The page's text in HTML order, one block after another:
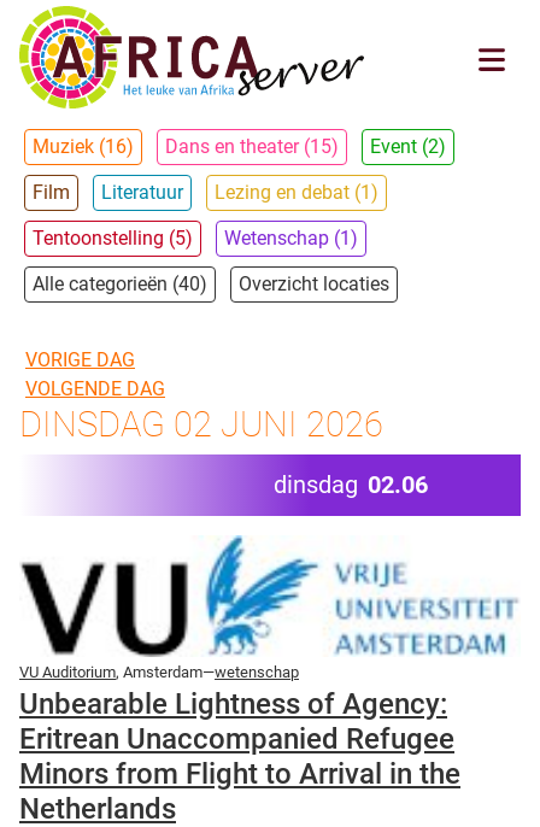
Muziek (16) Dans en theater (15)
Event (2)
Film
Literatuur
Lezing en debat (1)
Tentoonstelling (5)
Wetenschap (1)
Alle categorieën (40)
Overzicht locaties
VORIGE DAG
VOLGENDE DAG
DINSDAG 02 JUNI 2026
dinsdag 02.06
VU Auditorium, Amsterdam—wetenschap
Unbearable Lightness of Agency:
Eritrean Unaccompanied Refugee
Minors from Flight to Arrival in the
Netherlands